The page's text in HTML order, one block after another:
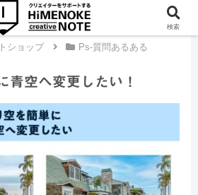
ショップ Ps-質問あるある
青空へ変更したい！
検索